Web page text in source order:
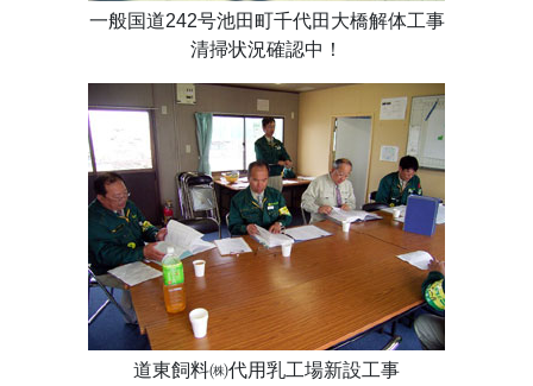
一般国道242号池田町千代田大橋解体工事
清掃状況確認中！
道東飼料㈱代用乳工場新設工事